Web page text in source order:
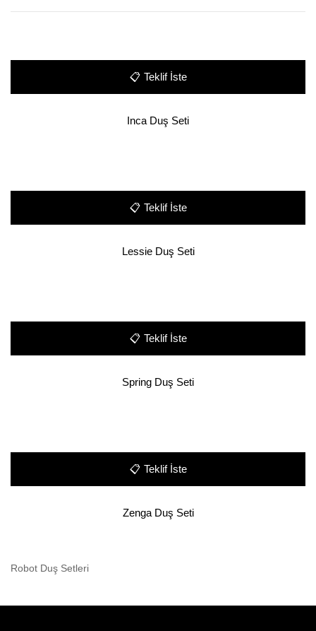
📋 Teklif İste
Inca Duş Seti
📋 Teklif İste
Lessie Duş Seti
📋 Teklif İste
Spring Duş Seti
📋 Teklif İste
Zenga Duş Seti
Robot Duş Setleri